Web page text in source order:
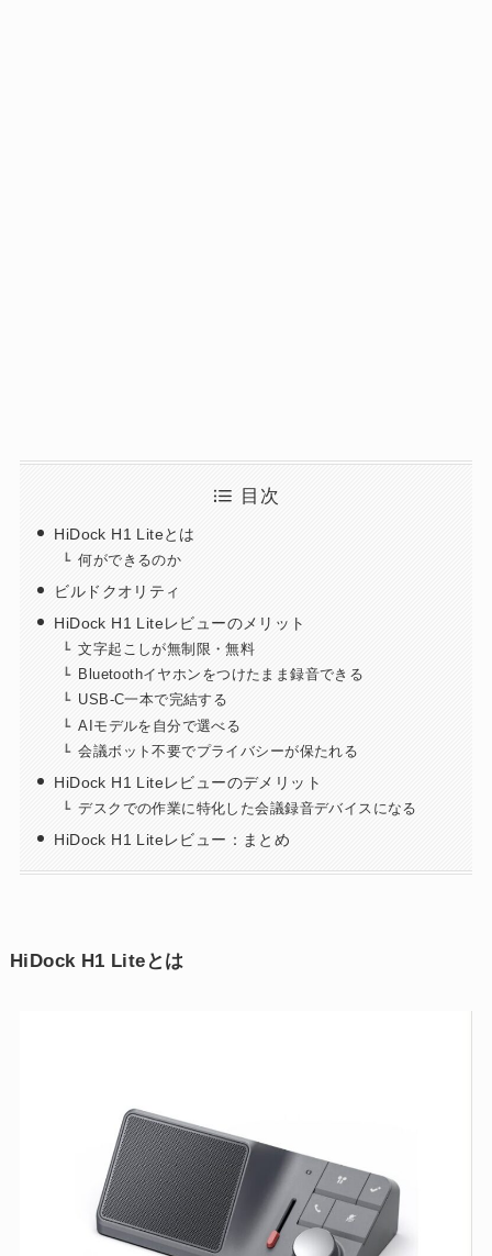
目次
HiDock H1 Liteとは
何ができるのか
ビルドクオリティ
HiDock H1 Liteレビューのメリット
文字起こしが無制限・無料
Bluetoothイヤホンをつけたまま録音できる
USB-C一本で完結する
AIモデルを自分で選べる
会議ボット不要でプライバシーが保たれる
HiDock H1 Liteレビューのデメリット
デスクでの作業に特化した会議録音デバイスになる
HiDock H1 Liteレビュー：まとめ
HiDock H1 Liteとは